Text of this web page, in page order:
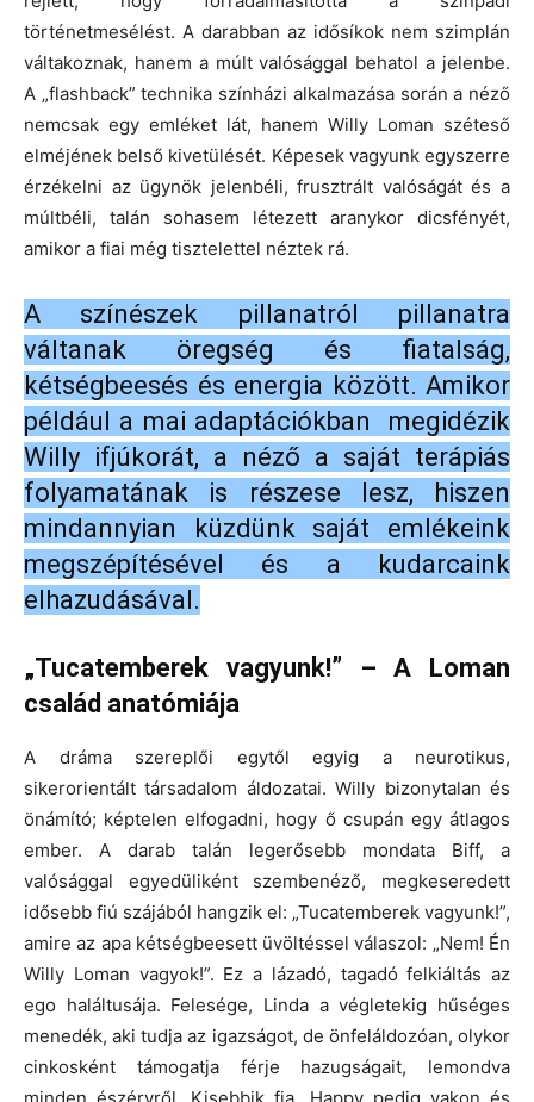
történetmesélést. A darabban az idősíkok nem szimplán
váltakoznak, hanem a múlt valósággal behatol a jelenbe.
A „flashback” technika színházi alkalmazása során a néző
nemcsak egy emléket lát, hanem Willy Loman széteső
elméjének belső kivetülését. Képesek vagyunk egyszerre
érzékelni az ügynök jelenbéli, frusztrált valóságát és a
múltbéli, talán sohasem létezett aranykor dicsfényét,
amikor a fiai még tisztelettel néztek rá.
A színészek pillanatról pillanatra
váltanak öregség és fiatalság,
kétségbeesés és energia között. Amikor
például a mai adaptációkban megidézik
Willy ifjúkorát, a néző a saját terápiás
folyamatának is részese lesz, hiszen
mindannyian küzdünk saját emlékeink
megszépítésével és a kudarcaink
elhazudásával.
„Tucatemberek vagyunk!” – A Loman
család anatómiája
A dráma szereplői egytől egyig a neurotikus,
sikerorientált társadalom áldozatai. Willy bizonytalan és
önámító; képtelen elfogadni, hogy ő csupán egy átlagos
ember. A darab talán legerősebb mondata Biff, a
valósággal egyedüliként szembenéző, megkeseredett
idősebb fiú szájából hangzik el: „Tucatemberek vagyunk!”,
amire az apa kétségbeesett üvöltéssel válaszol: „Nem! Én
Willy Loman vagyok!”. Ez a lázadó, tagadó felkiáltás az
ego haláltusája. Felesége, Linda a végletekig hűséges
menedék, aki tudja az igazságot, de önfeláldozóan, olykor
cinkosként támogatja férje hazugságait, lemondva